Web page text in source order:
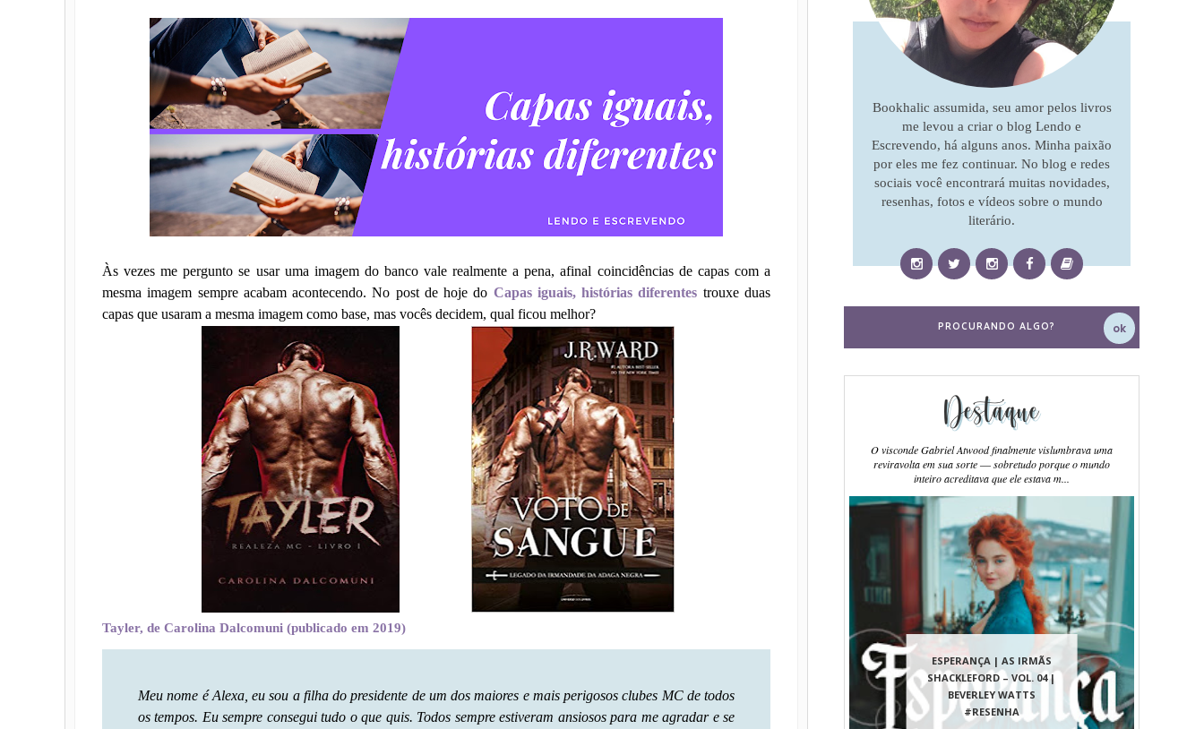
Às vezes me pergunto se usar uma imagem do banco vale realmente a pena, afinal coincidências de capas com a
mesma imagem sempre acabam acontecendo. No post de hoje do Capas iguais, histórias diferentes trouxe duas
capas que usaram a mesma imagem como base, mas vocês decidem, qual ficou melhor?
Tayler, de Carolina Dalcomuni (publicado em 2019)
Meu nome é Alexa, eu sou a filha do presidente de um dos maiores e mais perigosos clubes MC de todos
os tempos. Eu sempre consegui tudo o que quis. Todos sempre estiveram ansiosos para me agradar e se
Bookhalic assumida, seu amor pelos livros
me levou a criar o blog Lendo e
Escrevendo, há alguns anos. Minha paixão
por eles me fez continuar. No blog e redes
sociais você encontrará muitas novidades,
resenhas, fotos e vídeos sobre o mundo
literário.
Destaque
ESPERANÇA | AS IRMÃS
SHACKLEFORD – VOL. 04 |
BEVERLEY WATTS
#RESENHA
O visconde Gabriel Atwood finalmente vislumbrava uma
reviravolta em sua sorte ― sobretudo porque o mundo
inteiro acreditava que ele estava m...